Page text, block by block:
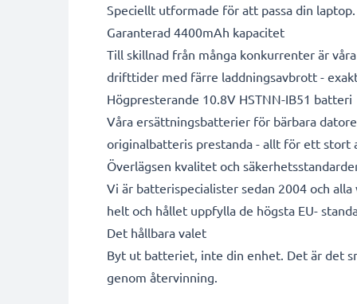
Speciellt utformade för att passa din
Garanterad 4400mAh kapacitet
Till skillnad från många konkurrenter är
drifttider med färre laddningsavbrott - exakt
Högpresterande 10.8V HSTNN-IB51 batteri
Våra ersättningsbatterier för bärbara
originalbatteris prestanda - allt för ett stort
Överlägsen kvalitet och
Vi är batterispecialister sedan 2004 och
helt och hållet uppfylla de högsta EU-
Det hållbara valet
Byt ut batteriet, inte din enhet. Det är det
genom återvinning.